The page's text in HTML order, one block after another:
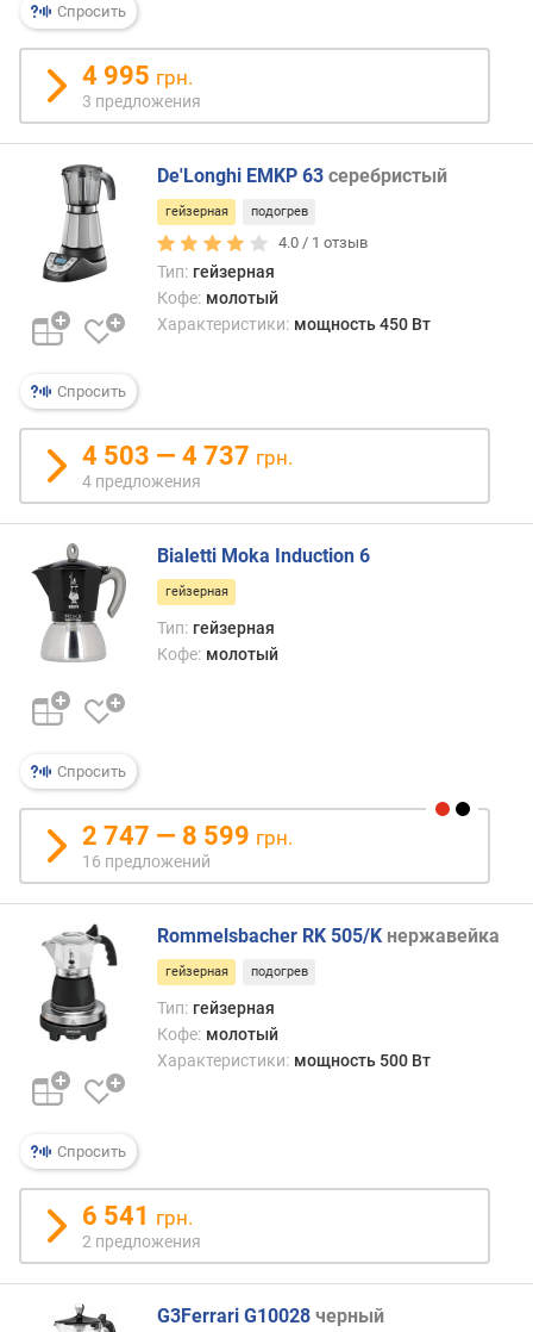
з
о
в
а
т
е
л
я
у
п
а
в
е
е
о
м
р
о
н
р
з
у
а
д
л
я
в
д
ы
(
л
)
м
Спросить
4 995 грн.
3 предложения
Спросить
De'Longhi EMKP 63 серебристый
гейзерная подогрев
4.0 / 1 отзыв
Тип: гейзерная
Кофе: молотый
Характеристики: мощность 450 Вт
4 503 — 4 737 грн.
4 предложения
Спросить
Bialetti Moka Induction 6
гейзерная
Тип: гейзерная
Кофе: молотый
2 747 — 8 599 грн.
16 предложений
Спросить
Rommelsbacher RK 505/K нержавейка
гейзерная подогрев
Тип: гейзерная
Кофе: молотый
Характеристики: мощность 500 Вт
6 541 грн.
2 предложения
G3Ferrari G10028 черный